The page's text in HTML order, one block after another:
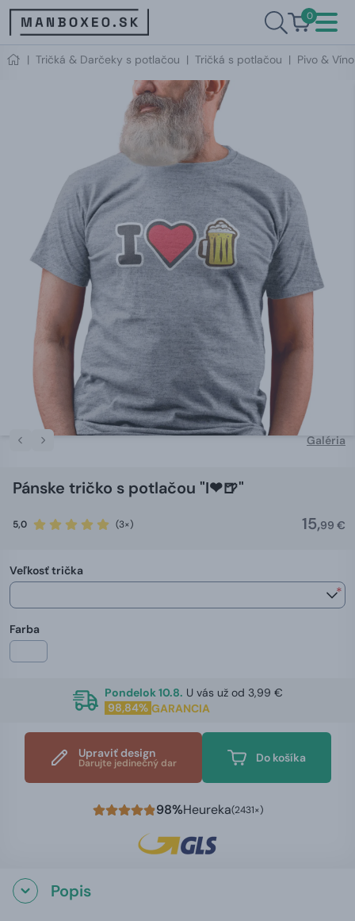
0
| Tričká & Darčeky s potlačou | Tričká s potlačou | Pivo & Víno
Galéria
Pánske tričko s potlačou "I❤🍺️️"
5,0 (3×) 15,99 €
Veľkosť trička
*
Farba
Pondelok 10.8. U vás už od 3,99 €
98,84% GARANCIA
Upraviť design
Darujte jedinečný dar Do košíka
98%Heureka(2431×)
Popis